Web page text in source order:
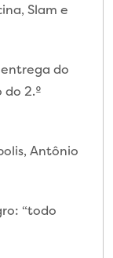
Slam e
do
do 2.º
Antônio
“todo